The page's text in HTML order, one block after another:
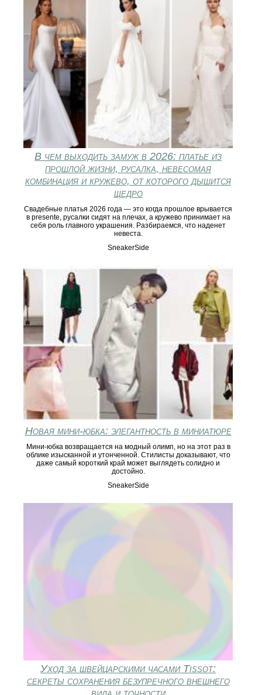
В чем выходить замуж в 2026: платье из
прошлой жизни, русалка, невесомая
комбинация и кружево, от которого дышится
щедро
Свадебные платья 2026 года — это когда прошлое врывается
в presente, русалки сидят на плечах, а кружево принимает на
себя роль главного украшения. Разбираемся, что наденет
невеста.
SneakerSide
Новая мини-юбка: элегантность в миниатюре
Мини-юбка возвращается на модный олимп, но на этот раз в
облике изысканной и утонченной. Стилисты доказывают, что
даже самый короткий край может выглядеть солидно и
достойно.
SneakerSide
Уход за швейцарскими часами Tissot:
секреты сохранения безупречного внешнего